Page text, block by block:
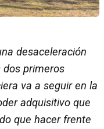
desaceleración
primeros
va a seguir en la
adquisitivo que
que hacer frente